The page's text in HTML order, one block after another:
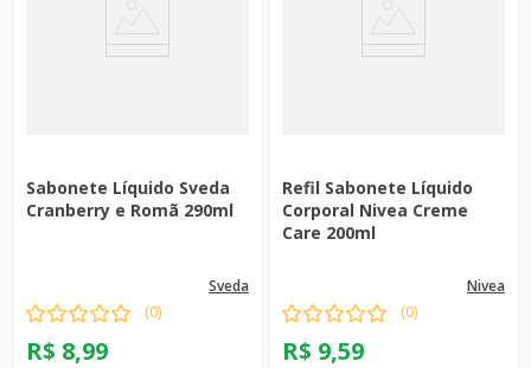
Sabonete Líquido Sveda
Cranberry e Romã 290ml
sveda
(0)
R$ 8,99
Refil Sabonete Líquido
Corporal Nivea Creme
Care 200ml
nivea
(0)
R$ 9,59